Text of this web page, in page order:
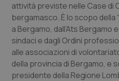
Friuli Venezia Giulia
Lazio
Liguria
Dermatite Atopica
Diabete & glucometri
Disturbi dell’umore
attività previste nelle Case di
bergamasco. È lo scopo della
a Bergamo, dall’Ats Bergamo
sindaci e dagli Ordini
alle associazioni di
della provincia di Bergamo, e
presidente della Regione